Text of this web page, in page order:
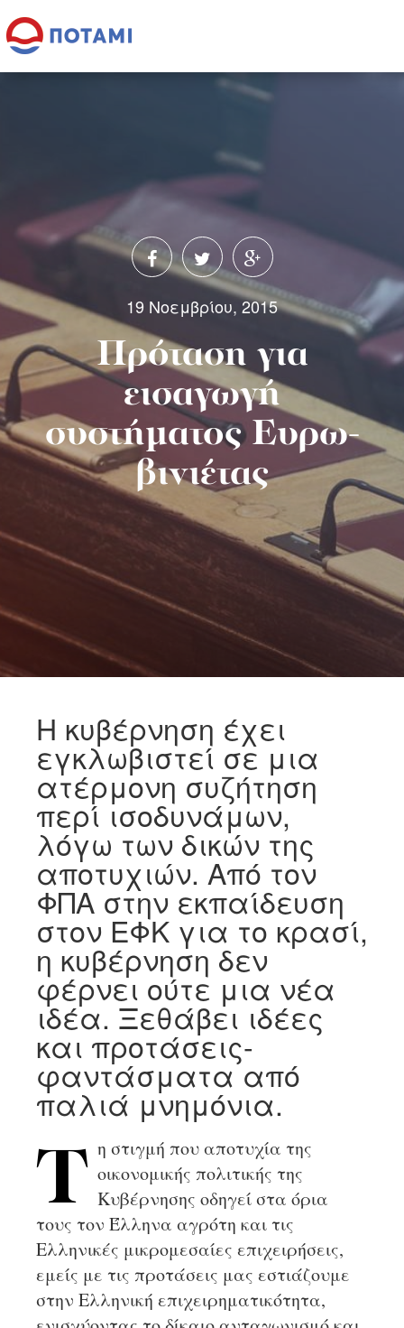
19 Νοεμβρίου, 2015
Πρόταση για
εισαγωγή
συστήματος Ευρω-
βινιέτας
Η κυβέρνηση έχει
εγκλωβιστεί σε μια
ατέρμονη συζήτηση
περί ισοδυνάμων,
λόγω των δικών της
αποτυχιών. Από τον
ΦΠΑ στην εκπαίδευση
στον ΕΦΚ για το κρασί,
η κυβέρνηση δεν
φέρνει ούτε μια νέα
ιδέα. Ξεθάβει ιδέες
και προτάσεις-
φαντάσματα από
παλιά μνημόνια.
Τ η στιγμή που αποτυχία της
οικονομικής πολιτικής της
Κυβέρνησης οδηγεί στα όρια
τους τον Έλληνα αγρότη και τις
Ελληνικές μικρομεσαίες επιχειρήσεις,
εμείς με τις προτάσεις μας εστιάζουμε
στην Ελληνική επιχειρηματικότητα,